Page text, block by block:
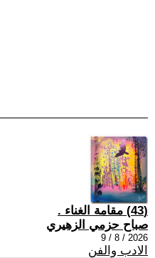
(43) مقامة الغناء .
صباح حزمي الزهيري
2026 / 8 / 9
الادب والفن